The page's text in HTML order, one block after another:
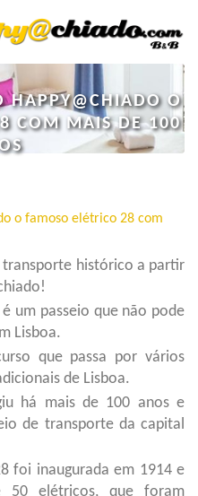
HAPPY@CHIADO O
COM MAIS DE 100
o famoso elétrico 28 com
histórico a partir
um passeio que não pode
Lisboa.
que passa por vários
de Lisboa.
há mais de 100 anos e
de transporte da capital
foi inaugurada em 1914 e
elétricos, que foram